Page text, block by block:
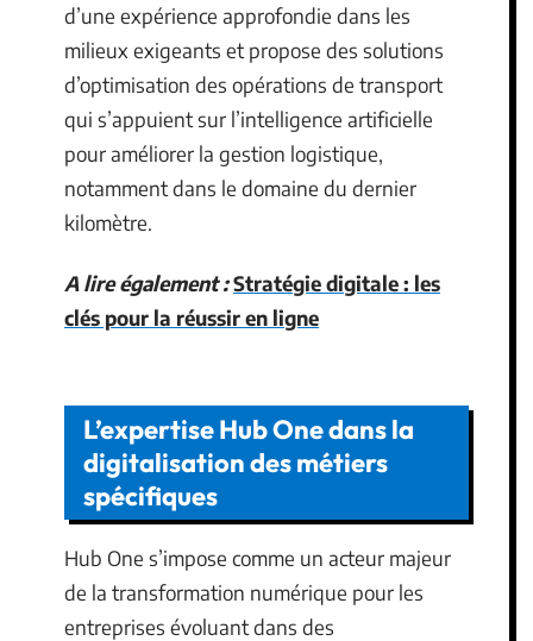
d’une expérience approfondie dans les
milieux exigeants et propose des solutions
d’optimisation des opérations de transport
qui s’appuient sur l’intelligence artificielle
pour améliorer la gestion logistique,
notamment dans le domaine du dernier
kilomètre.
A lire également :Stratégie digitale : les
clés pour la réussir en ligne
L’expertise Hub One dans la
digitalisation des métiers
spécifiques
Hub One s’impose comme un acteur majeur
de la transformation numérique pour les
entreprises évoluant dans des